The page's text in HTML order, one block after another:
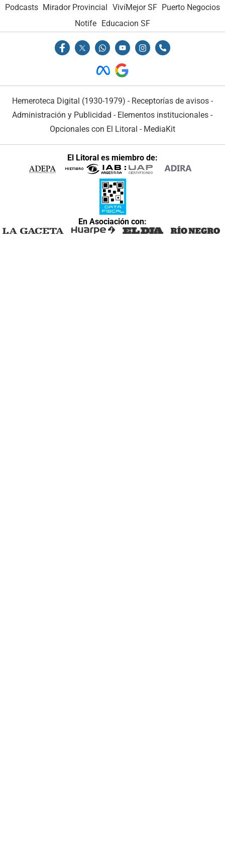
Podcasts Mirador Provincial VivíMejor SF Puerto Negocios
Notife Educacion SF
Hemeroteca Digital (1930-1979) - Receptorías de avisos -
Administración y Publicidad - Elementos institucionales -
Opcionales con El Litoral - MediaKit
El Litoral es miembro de:
En Asociación con: